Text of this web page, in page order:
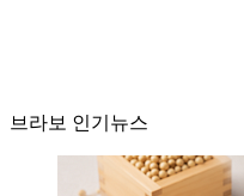
브라보 인기뉴스